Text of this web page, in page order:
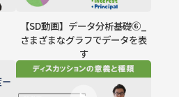
【SD動画】データ分析基礎⑥_
さまざまなグラフでデータを表
す